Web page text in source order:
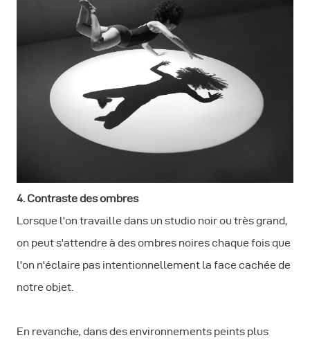
4. Contraste des ombres
Lorsque l'on travaille dans un studio noir ou très grand,
on peut s'attendre à des ombres noires chaque fois que
l'on n'éclaire pas intentionnellement la face cachée de
notre objet.
En revanche, dans des environnements peints plus